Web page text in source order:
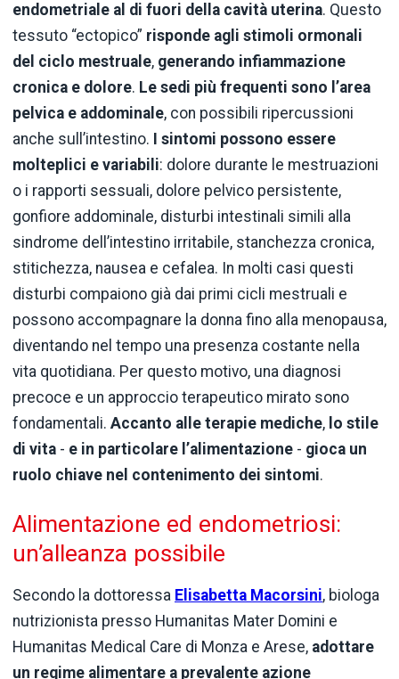
endometriale al di fuori della cavità uterina. Questo
tessuto “ectopico” risponde agli stimoli ormonali
del ciclo mestruale, generando infiammazione
cronica e dolore. Le sedi più frequenti sono l’area
pelvica e addominale, con possibili ripercussioni
anche sull’intestino.
I sintomi possono essere
molteplici e variabili: dolore durante le mestruazioni
o i rapporti sessuali, dolore pelvico persistente,
gonfiore addominale, disturbi intestinali simili alla
sindrome dell’intestino irritabile, stanchezza cronica,
stitichezza, nausea e cefalea. In molti casi questi
disturbi compaiono già dai primi cicli mestruali e
possono accompagnare la donna fino alla menopausa,
diventando nel tempo una presenza costante nella
vita quotidiana. Per questo motivo, una diagnosi
precoce e un approccio terapeutico mirato sono
fondamentali. Accanto alle terapie mediche, lo stile
di vita - e in particolare l’alimentazione - gioca un
ruolo chiave nel contenimento dei sintomi.
Alimentazione ed endometriosi:
un’alleanza possibile
Secondo la dottoressa Elisabetta Macorsini, biologa
nutrizionista presso Humanitas Mater Domini e
Humanitas Medical Care di Monza e Arese, adottare
un regime alimentare a prevalente azione